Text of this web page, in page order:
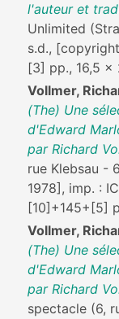
l'auteur et
Unlimited
s.d.,
[3] pp., 16,5 x
Vollmer,
(The) Une
d'Edward
par Richard
rue Klebsau -
1978], imp. :
[10]+145+[5]
Vollmer,
(The) Une
d'Edward
par Richard
spectacle (6,